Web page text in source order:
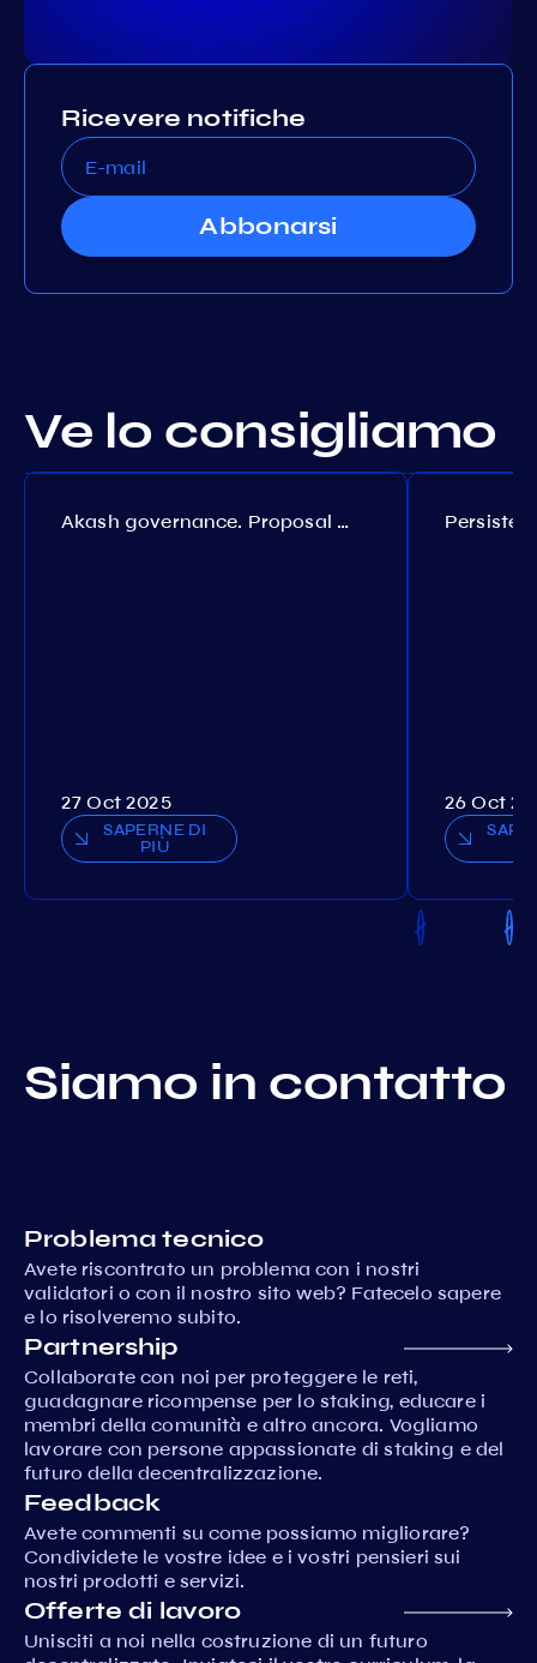
Ricevere notifiche
Abbonarsi
Ve lo consigliamo
Akash governance. Proposal №308
27 Oct 2025
SAPERNE DI
PIÙ
26 Oct
Siamo in contatto
Problema tecnico
Avete riscontrato un problema con i nostri
validatori o con il nostro sito web? Fatecelo sapere
e lo risolveremo subito.
Partnership
Collaborate con noi per proteggere le reti,
guadagnare ricompense per lo staking, educare i
membri della comunità e altro ancora. Vogliamo
lavorare con persone appassionate di staking e del
futuro della decentralizzazione.
Feedback
Avete commenti su come possiamo migliorare?
Condividete le vostre idee e i vostri pensieri sui
nostri prodotti e servizi.
Offerte di lavoro
Unisciti a noi nella costruzione di un futuro